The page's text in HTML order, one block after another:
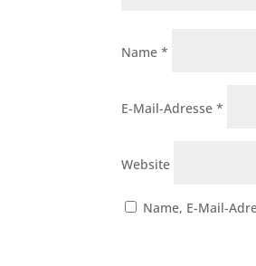
Name*
E-Mail-Adresse*
Website
Name, E-Mail-